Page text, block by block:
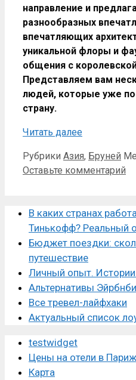
направление и
разнообразных
впечатляющих
уникальной флоры и
общения с
Представляем вам
людей, которые уже
страну.
Читать далее
Рубрики Азия, Бруней
Оставьте комментарий
В каких странах
Тинькофф? Реальный
Бюджет поездки:
путешествие
Личный опыт.
Альтернативы
Все тревел-лайфхаки
Актуальный список
testwidget
Цены на отели в
Карта